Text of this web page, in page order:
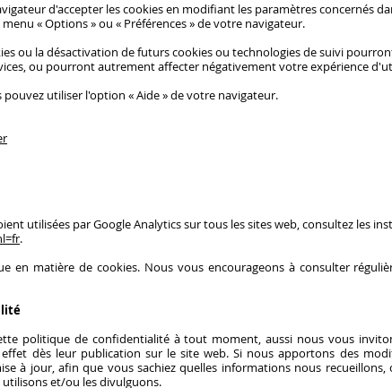
d'accepter les cookies en modifiant les paramètres concernés
menu «Options»ou « Préférences»de votre navigateur.
ou la désactivation de futurs cookies ou technologies de suivi
ou pourront autrement affecter négativement votre expérience
pouvez utiliser l'option «Aide»de votre navigateur.
utilisées par Google Analytics sur tous les sites web, consultez les
.
en matière de cookies. Nous vous encourageons à consulter
politique de confidentialité à tout moment, aussi nous vous
dès leur publication sur le site web. Si nous apportons des
à jour, afin que vous sachiez quelles informations nous
utilisons et/ou les divulguons.